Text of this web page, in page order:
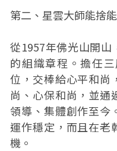
第二、星雲大師能捨
從1957年佛光山開山
的組織章程。擔任
位，交棒給心平和尚
尚、心保和尚，並通
領導、集體創作至今
運作穩定，而且在老
機。